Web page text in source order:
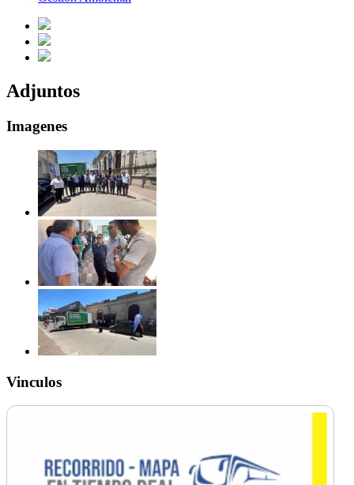
Adjuntos
Imagenes
Vinculos